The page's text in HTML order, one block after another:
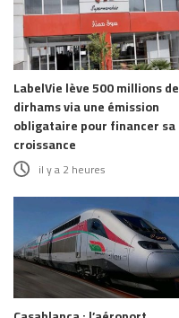
LabelVie lève 500 millions de
dirhams via une émission
obligataire pour financer sa
croissance
il y a 2 heures